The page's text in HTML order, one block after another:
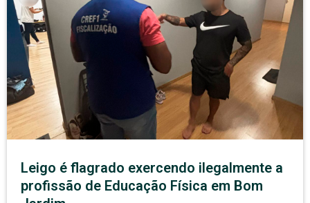
Leigo é flagrado exercendo ilegalmente a
profissão de Educação Física em Bom